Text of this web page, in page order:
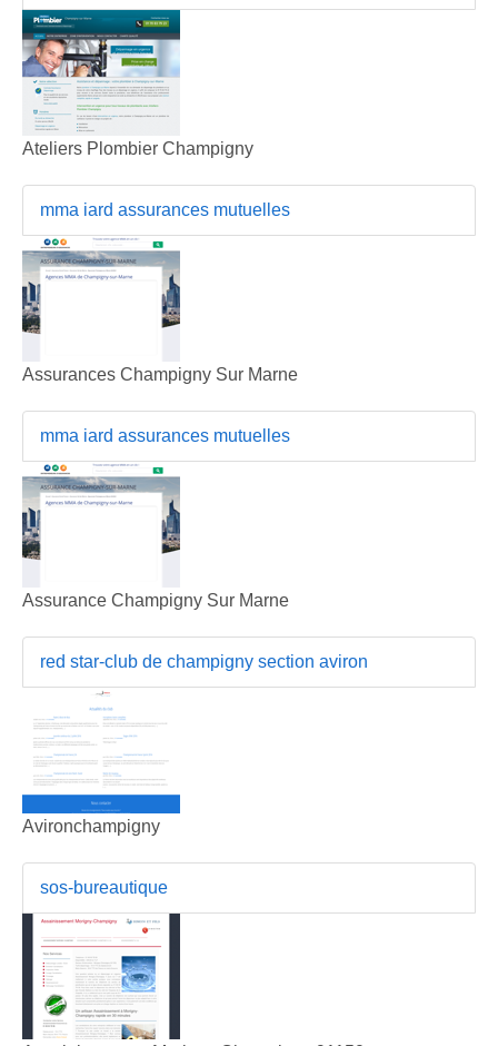
Ateliers Plombier Champigny
mma iard assurances mutuelles
Assurances Champigny Sur Marne
mma iard assurances mutuelles
Assurance Champigny Sur Marne
red star-club de champigny section aviron
Avironchampigny
sos-bureautique